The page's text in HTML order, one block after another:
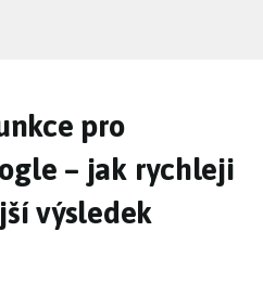
pro
– jak rychleji
výsledek